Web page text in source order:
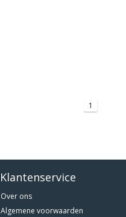
1
Klantenservice
Over ons
Algemene voorwaarden